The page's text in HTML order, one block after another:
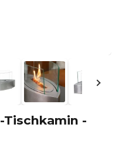
-